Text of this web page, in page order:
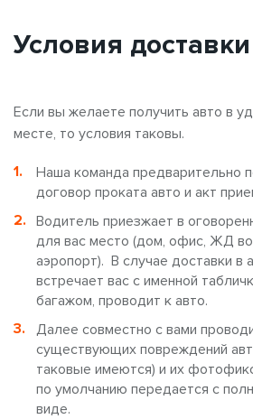
Условия доставки
Если вы желаете получить авто в
месте, то условия таковы.
Наша команда предварительно
договор проката авто и акт
Водитель приезжает в
для вас место (дом, офис, ЖД
аэропорт). В случае доставки в
встречает вас с именной
багажом, проводит к авто.
Далее совместно с вами
существующих повреждений
таковые имеются) и их
по умолчанию передается с
виде.